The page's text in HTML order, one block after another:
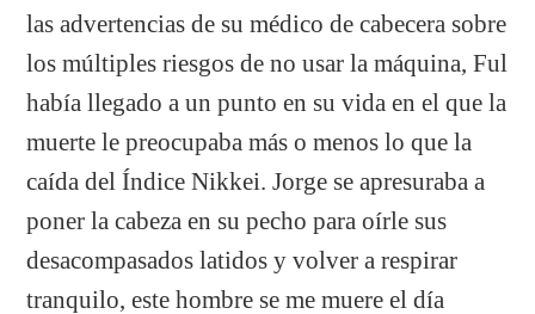
las advertencias de su médico de cabecera sobre
los múltiples riesgos de no usar la máquina, Ful
había llegado a un punto en su vida en el que la
muerte le preocupaba más o menos lo que la
caída del Índice Nikkei. Jorge se apresuraba a
poner la cabeza en su pecho para oírle sus
desacompasados latidos y volver a respirar
tranquilo, este hombre se me muere el día